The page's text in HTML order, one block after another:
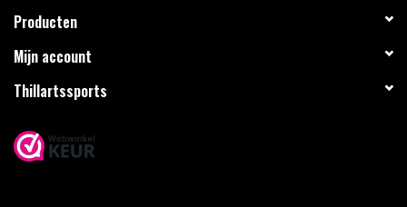
Producten
Mijn account
Thillartssports